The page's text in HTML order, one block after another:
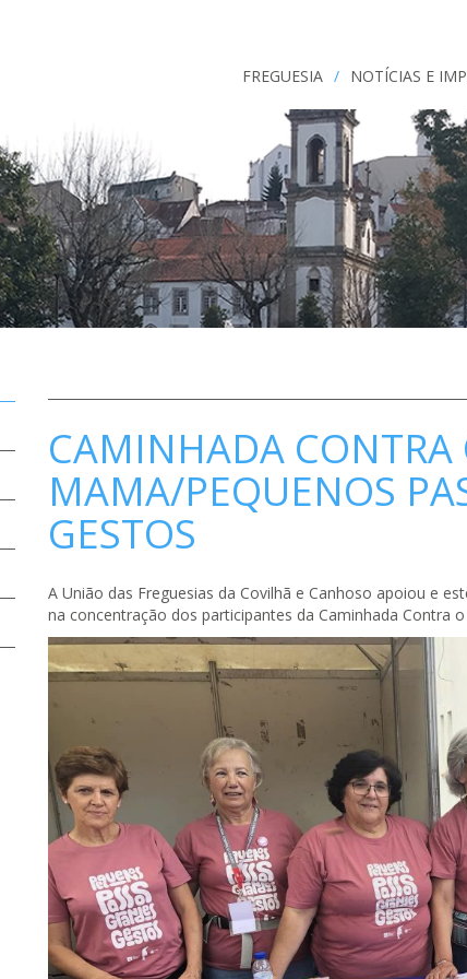
FREGUESIA / NOTÍCIAS E
CAMINHADA CONTRA
MAMA/PEQUENOS
GESTOS
A União das Freguesias da Covilhã e Canhoso apoiou e
na concentração dos participantes da Caminhada Contra